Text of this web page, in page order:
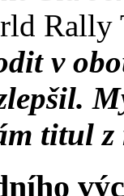
Rally
v
titul